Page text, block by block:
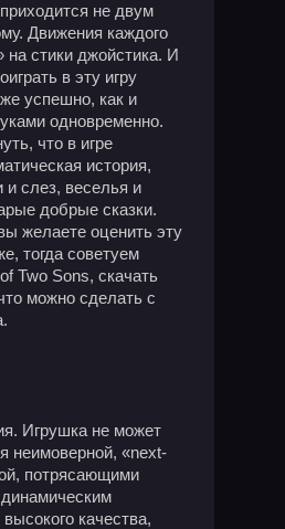
не двум
Движения каждого
на стики джойстика. И
в эту игру
успешно, как и
одновременно.
что в игре
история,
и слез, веселья и
добрые сказки.
желаете оценить эту
тогда советуем
Two Sons, скачать
можно сделать с
Игрушка не может
неимоверной, «next-
потрясающими
качества,